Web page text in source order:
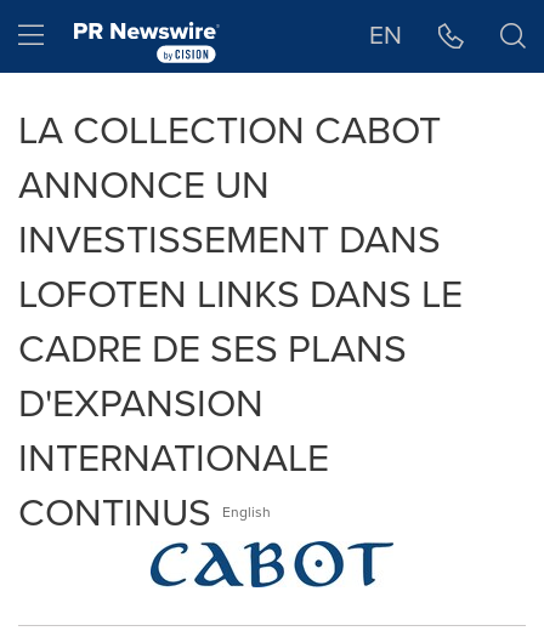
Hamburger menu EN
LA COLLECTION CABOT
ANNONCE UN
INVESTISSEMENT DANS
LOFOTEN LINKS DANS LE
CADRE DE SES PLANS
D'EXPANSION
INTERNATIONALE
CONTINUS
English